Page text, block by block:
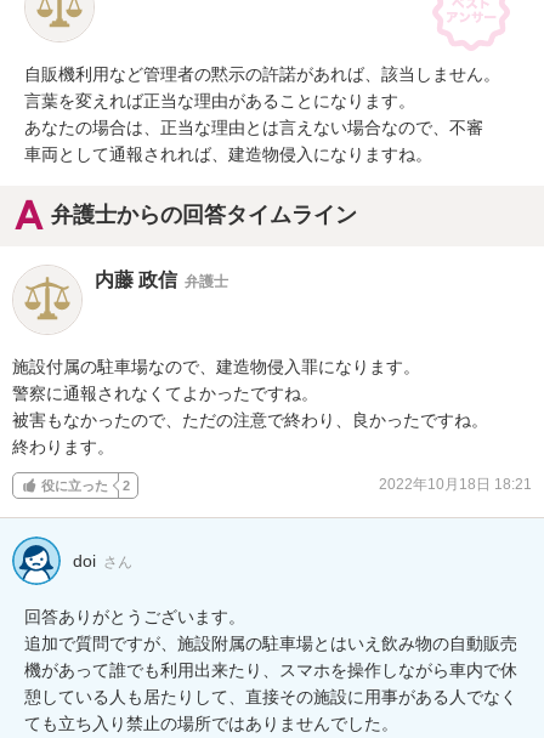
自販機利用など管理者の黙示の許諾があれば、該当しません。
言葉を変えれば正当な理由があることになります。
あなたの場合は、正当な理由とは言えない場合なので、不審
車両として通報されれば、建造物侵入になりますね。
弁護士からの回答タイムライン
内藤 政信 弁護士
施設付属の駐車場なので、建造物侵入罪になります。
警察に通報されなくてよかったですね。
被害もなかったので、ただの注意で終わり、良かったですね。
終わります。
役に立った 2 2022年10月18日 18:21
doi さん
回答ありがとうございます。
追加で質問ですが、施設附属の駐車場とはいえ飲み物の自動販売
機があって誰でも利用出来たり、スマホを操作しながら車内で休
憩している人も居たりして、直接その施設に用事がある人でなく
ても立ち入り禁止の場所ではありませんでした。